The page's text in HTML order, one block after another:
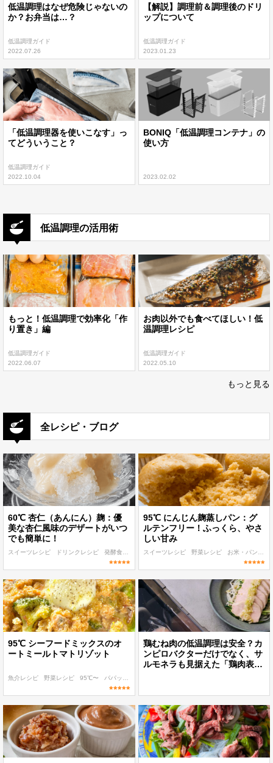
低温調理はなぜ危険じゃないの
か？お弁当は…？
低温調理ガイド
2022.07.26
【解説】調理前＆調理後のドリ
ップについて
低温調理ガイド
2023.01.23
「低温調理器を使いこなす」っ
てどういうこと？
低温調理ガイド
2022.10.04
BONIQ「低温調理コンテナ」の
使い方
2023.02.02
低温調理の活用術
もっと！低温調理で効率化「作
り置き」編
低温調理ガイド
2022.06.07
お肉以外でも食べてほしい！低
温調理レシピ
低温調理ガイド
2022.05.10
もっと見る
全レシピ・ブログ
60℃ 杏仁（あんにん）麹：優
美な杏仁風味のデザートがいつ
でも簡単に！
スイーツレシピ ドリンクレシピ 発酵食品レシピ 低温調理 麹・発酵食レシピ 60℃〜
95℃ にんじん麹蒸しパン：グ
ルテンフリー！ふっくら、やさ
しい甘み
スイーツレシピ 野菜レシピ お米・パン・パスタレシピ
95℃ シーフードミックスのオ
ートミールトマトリゾット
魚介レシピ 野菜レシピ 95℃〜 パパッと作れる
鶏むね肉の低温調理は安全？カ
ンピロバクターだけでなく、サ
ルモネラも見据えた「鶏肉表」